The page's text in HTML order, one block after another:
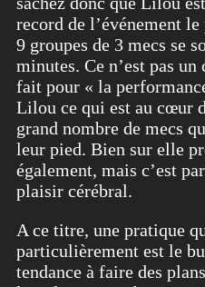
record de l’événement
9 groupes de 3 mecs se
minutes. Ce n’est pas un
fait pour « la
Lilou ce qui est au cœur
grand nombre de mecs
leur pied. Bien sur elle
également, mais c’est
plaisir cérébral.
A ce titre, une pratique
particulièrement est le
tendance à faire des